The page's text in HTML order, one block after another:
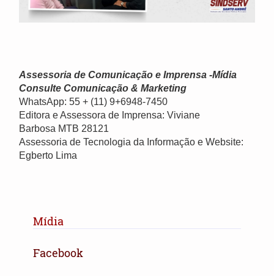
Assessoria de Comunicação e Imprensa -Mídia
Consulte Comunicação & Marketing
WhatsApp: 55 + (11) 9+6948-7450
Editora e Assessora de Imprensa: Viviane
Barbosa MTB 28121
Assessoria de Tecnologia da Informação e Website:
Egberto Lima
Mídia
Facebook